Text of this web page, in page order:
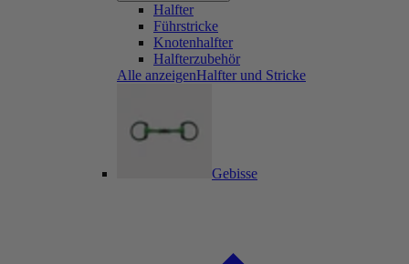
Halfter
Führstricke
Knotenhalfter
Halfterzubehör
Alle anzeigenHalfter und Stricke
Gebisse